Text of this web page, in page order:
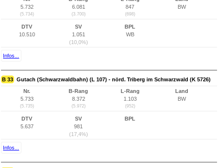
5.732
(5.734)
6.081
(3.700)
847
(698)
BW
DTV
10.510
SV
1.051
(10,0%)
BPL
WB
Infos...
B 33 Gutach (Schwarzwaldbahn) (L 107) - nörd. Triberg im Schwarzwald (K 5726)
Nr.
5.733
(5.735)
B-Rang
8.372
(5.972)
L-Rang
1.103
(952)
Land
BW
DTV
5.637
SV
981
(17,4%)
BPL
Infos...